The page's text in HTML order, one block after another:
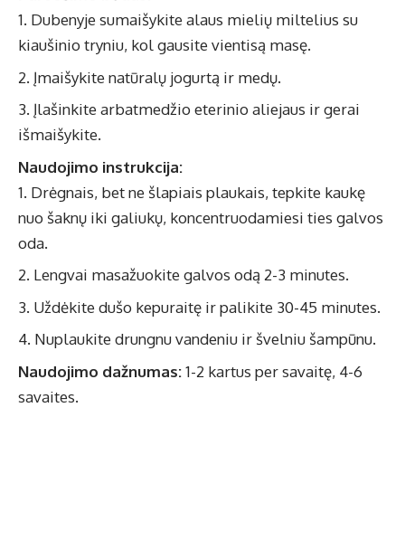
Dubenyje sumaišykite alaus mielių miltelius su
kiaušinio tryniu, kol gausite vientisą masę.
Įmaišykite natūralų jogurtą ir medų.
Įlašinkite arbatmedžio eterinio aliejaus ir gerai
išmaišykite.
Naudojimo instrukcija:
Drėgnais, bet ne šlapiais plaukais, tepkite kaukę
nuo šaknų iki galiukų, koncentruodamiesi ties galvos
oda.
Lengvai masažuokite galvos odą 2-3 minutes.
Uždėkite dušo kepuraitę ir palikite 30-45 minutes.
Nuplaukite drungnu vandeniu ir švelniu šampūnu.
Naudojimo dažnumas:1-2 kartus per savaitę, 4-6
savaites.